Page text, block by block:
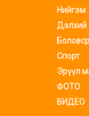
Нийгэм
Дэлхий
Спорт
Эрүүл
ФОТО
ВИДЕО